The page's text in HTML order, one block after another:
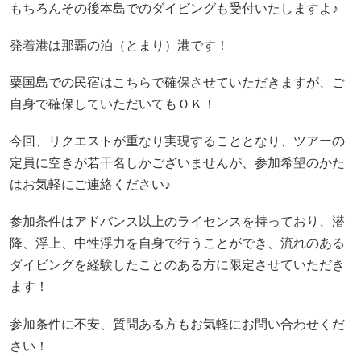
もちろんその後本島でのダイビングも受付いたしますよ♪
発着港は那覇の泊（とまり）港です！
粟国島での民宿はこちらで確保させていただきますが、ご
自身で確保していただいてもＯＫ！
今回、リクエストが重なり実現することとなり、ツアーの
定員に空きが若干名しかございませんが、参加希望のかた
はお気軽にご連絡ください♪
参加条件はアドバンス以上のライセンスを持っており、潜
降、浮上、中性浮力を自身で行うことができ、流れのある
ダイビングを経験したことのある方に限定させていただき
ます！
参加条件に不安、質問ある方もお気軽にお問い合わせくだ
さい！